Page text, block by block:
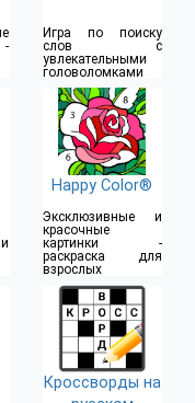
-
Игра по поиску
слов с
увлекательными
головоломками
Happy Color®
Эксклюзивные и
красочные
картинки -
раскраска для
взрослых
Кроссворды на